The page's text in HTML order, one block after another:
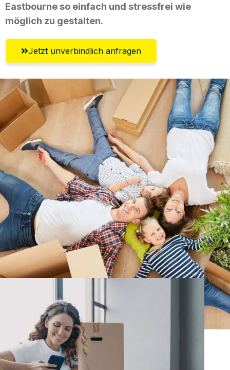
Eastbourne so einfach und stressfrei wie
möglich zu gestalten.
Jetzt unverbindlich anfragen